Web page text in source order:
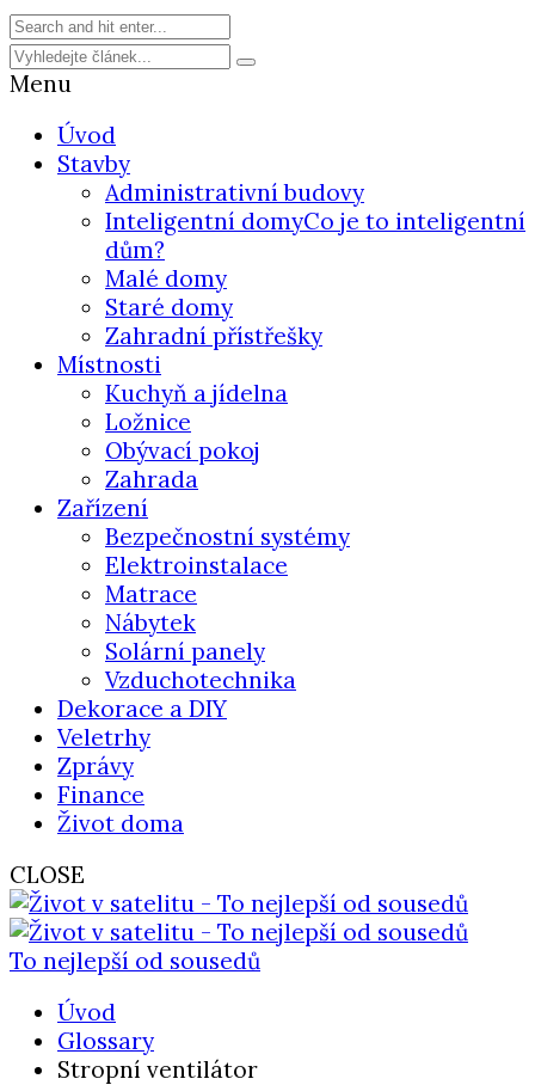
Menu
Úvod
Stavby
Administrativní budovy
Inteligentní domyCo je to inteligentní
dům?
Malé domy
Staré domy
Zahradní přístřešky
Místnosti
Kuchyň a jídelna
Ložnice
Obývací pokoj
Zahrada
Zařízení
Bezpečnostní systémy
Elektroinstalace
Matrace
Nábytek
Solární panely
Vzduchotechnika
Dekorace a DIY
Veletrhy
Zprávy
Finance
Život doma
CLOSE
To nejlepší od sousedů
Úvod
Glossary
Stropní ventilátor